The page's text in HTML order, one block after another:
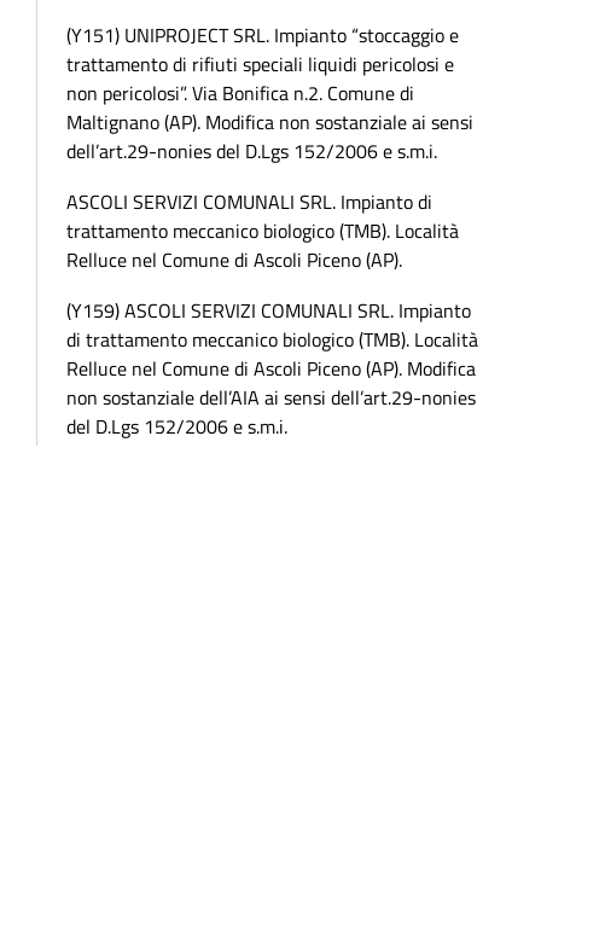
(Y151) UNIPROJECT SRL. Impianto “stoccaggio e
trattamento di rifiuti speciali liquidi pericolosi e
non pericolosi”. Via Bonifica n.2. Comune di
Maltignano (AP). Modifica non sostanziale ai sensi
dell’art.29-nonies del D.Lgs 152/2006 e s.m.i.
ASCOLI SERVIZI COMUNALI SRL. Impianto di
trattamento meccanico biologico (TMB). Località
Relluce nel Comune di Ascoli Piceno (AP).
(Y159) ASCOLI SERVIZI COMUNALI SRL. Impianto
di trattamento meccanico biologico (TMB). Località
Relluce nel Comune di Ascoli Piceno (AP). Modifica
non sostanziale dell’AIA ai sensi dell’art.29-nonies
del D.Lgs 152/2006 e s.m.i.